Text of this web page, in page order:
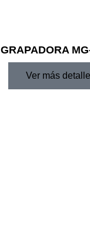
GRAPADORA
Ver más detalle